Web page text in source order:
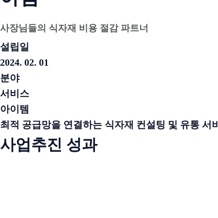
사장님들의 식자재 비용 절감 파트너
설립일
2024. 02. 01
분야
서비스
아이템
최적 공급망을 연결하는 식자재 컨설팅 및 유통 서
사업추진 성과